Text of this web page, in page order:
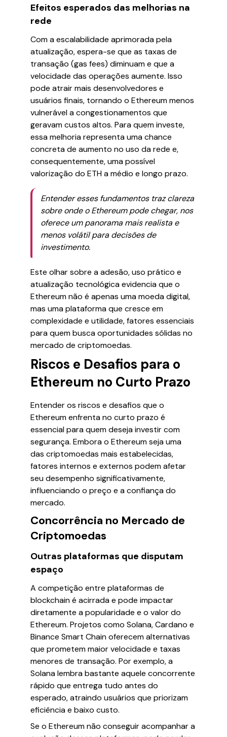
Efeitos esperados das melhorias na
rede
Com a escalabilidade aprimorada pela
atualização, espera-se que as taxas de
transação (gas fees) diminuam e que a
velocidade das operações aumente. Isso
pode atrair mais desenvolvedores e
usuários finais, tornando o Ethereum menos
vulnerável a congestionamentos que
geravam custos altos. Para quem investe,
essa melhoria representa uma chance
concreta de aumento no uso da rede e,
consequentemente, uma possível
valorização do ETH a médio e longo prazo.
Entender esses fundamentos traz clareza
sobre onde o Ethereum pode chegar, nos
oferece um panorama mais realista e
menos volátil para decisões de
investimento.
Este olhar sobre a adesão, uso prático e
atualização tecnológica evidencia que o
Ethereum não é apenas uma moeda digital,
mas uma plataforma que cresce em
complexidade e utilidade, fatores essenciais
para quem busca oportunidades sólidas no
mercado de criptomoedas.
Riscos e Desafios para o
Ethereum no Curto Prazo
Entender os riscos e desafios que o
Ethereum enfrenta no curto prazo é
essencial para quem deseja investir com
segurança. Embora o Ethereum seja uma
das criptomoedas mais estabelecidas,
fatores internos e externos podem afetar
seu desempenho significativamente,
influenciando o preço e a confiança do
mercado.
Concorrência no Mercado de
Criptomoedas
Outras plataformas que disputam
espaço
A competição entre plataformas de
blockchain é acirrada e pode impactar
diretamente a popularidade e o valor do
Ethereum. Projetos como Solana, Cardano e
Binance Smart Chain oferecem alternativas
que prometem maior velocidade e taxas
menores de transação. Por exemplo, a
Solana lembra bastante aquele concorrente
rápido que entrega tudo antes do
esperado, atraindo usuários que priorizam
eficiência e baixo custo.
Se o Ethereum não conseguir acompanhar a